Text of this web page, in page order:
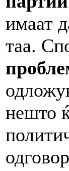
имаат
таа.
нешто